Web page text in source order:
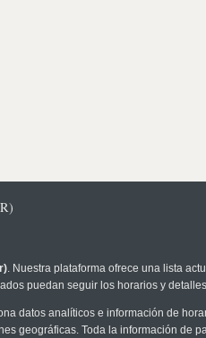
. Nuestra plataforma ofrece una lista
puedan seguir los horarios y
datos analíticos e información de
geográficas. Toda la información de